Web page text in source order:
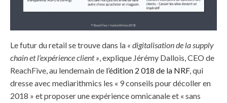
Le futur du retail se trouve dans la « digitalisation de la supply
chain et l’expérience client », explique Jérémy Dallois, CEO de
ReachFive, au lendemain de l’édition 2 018 de la NRF, qui
dresse avec mediarithmics les « 9 conseils pour décoller en
2018 » et proposer une expérience omnicanale et « sans